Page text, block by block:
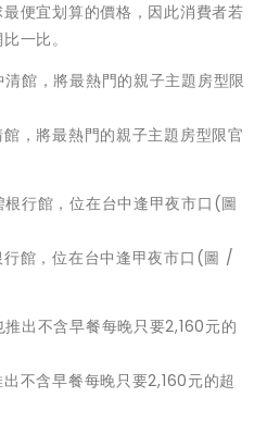
便宜划算的價格，因此消費者若
一比。
，將最熱門的親子主題房型限官
館，位在台中逢甲夜市口(圖 /
不含早餐每晚只要2,160元的超